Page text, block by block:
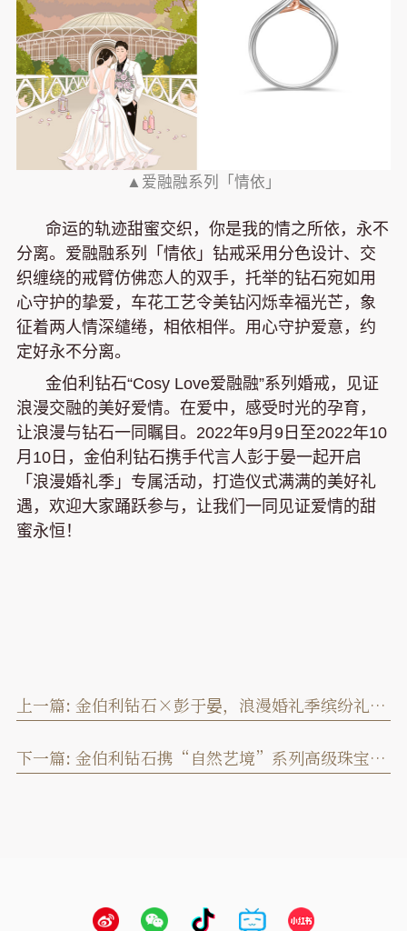
▲爱融融系列「情依」
命运的轨迹甜蜜交织，你是我的情之所依，永不
分离。爱融融系列「情依」钻戒采用分色设计、交
织缠绕的戒臂仿佛恋人的双手，托举的钻石宛如用
心守护的挚爱，车花工艺令美钻闪烁幸福光芒，象
征着两人情深缱绻，相依相伴。用心守护爱意，约
定好永不分离。
金伯利钻石“Cosy Love爱融融”系列婚戒，见证
浪漫交融的美好爱情。在爱中，感受时光的孕育，
让浪漫与钻石一同瞩目。2022年9月9日至2022年10
月10日，金伯利钻石携手代言人彭于晏一起开启
「浪漫婚礼季」专属活动，打造仪式满满的美好礼
遇，欢迎大家踊跃参与，让我们一同见证爱情的甜
蜜永恒！
上一篇: 金伯利钻石×彭于晏，浪漫婚礼季缤纷礼遇与您相约！
下一篇: 金伯利钻石携“自然艺境”系列高级珠宝亮相第二届消博会！